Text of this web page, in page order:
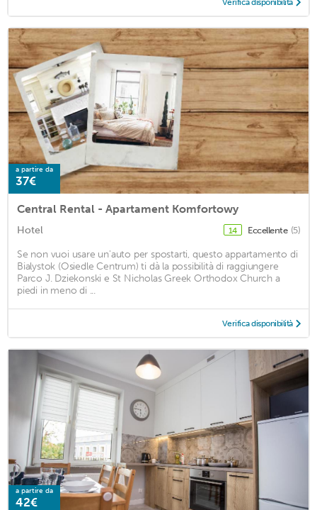
a partire da
37€
Central Rental - Apartament Komfortowy
Hotel 14 Eccellente (5)
Se non vuoi usare un'auto per spostarti, questo appartamento di
Bialystok (Osiedle Centrum) ti dà la possibilità di raggiungere
Parco J. Dziekonski e St Nicholas Greek Orthodox Church a
piedi in meno di ...
Verifica disponibilità
a partire da
42€